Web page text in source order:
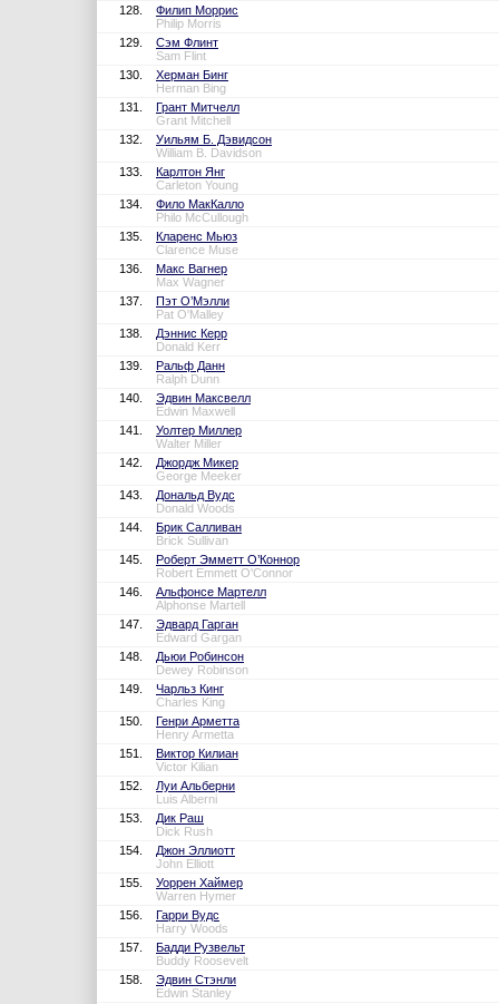
128.
Филип Моррис
Philip Morris
129.
Сэм Флинт
Sam Flint
130.
Херман Бинг
Herman Bing
131.
Грант Митчелл
Grant Mitchell
132.
Уильям Б. Дэвидсон
William B. Davidson
133.
Карлтон Янг
Carleton Young
134.
Фило МакКалло
Philo McCullough
135.
Кларенс Мьюз
Clarence Muse
136.
Макс Вагнер
Max Wagner
137.
Пэт О’Мэлли
Pat O'Malley
138.
Дэннис Керр
Donald Kerr
139.
Ральф Данн
Ralph Dunn
140.
Эдвин Максвелл
Edwin Maxwell
141.
Уолтер Миллер
Walter Miller
142.
Джордж Микер
George Meeker
143.
Дональд Вудс
Donald Woods
144.
Брик Салливан
Brick Sullivan
145.
Роберт Эмметт О’Коннор
Robert Emmett O'Connor
146.
Альфонсе Мартелл
Alphonse Martell
147.
Эдвард Гарган
Edward Gargan
148.
Дьюи Робинсон
Dewey Robinson
149.
Чарльз Кинг
Charles King
150.
Генри Арметта
Henry Armetta
151.
Виктор Килиан
Victor Kilian
152.
Луи Альберни
Luis Alberni
153.
Дик Раш
Dick Rush
154.
Джон Эллиотт
John Elliott
155.
Уоррен Хаймер
Warren Hymer
156.
Гарри Вудс
Harry Woods
157.
Бадди Рузвельт
Buddy Roosevelt
158.
Эдвин Стэнли
Edwin Stanley